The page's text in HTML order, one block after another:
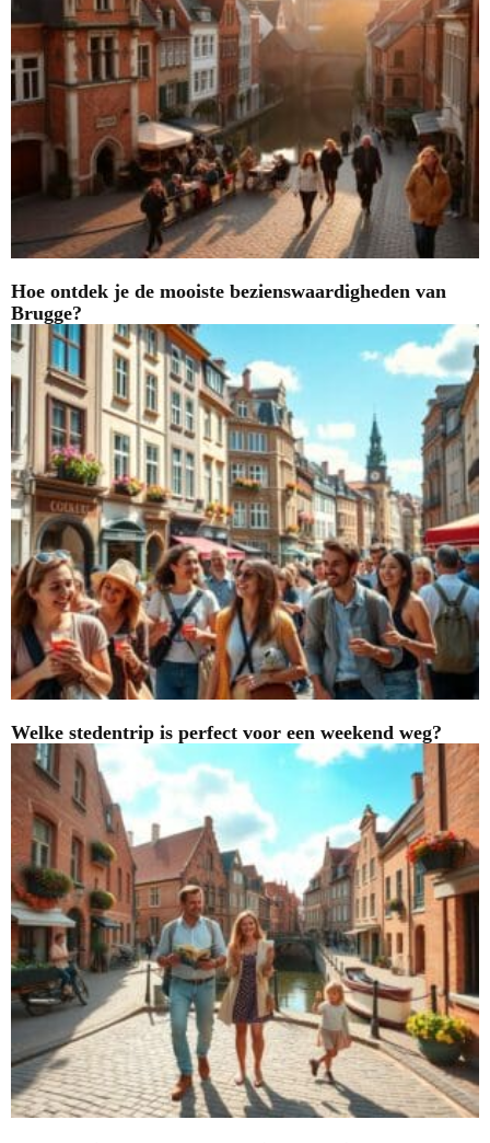
Hoe ontdek je de mooiste bezienswaardigheden van
Brugge?
Welke stedentrip is perfect voor een weekend weg?